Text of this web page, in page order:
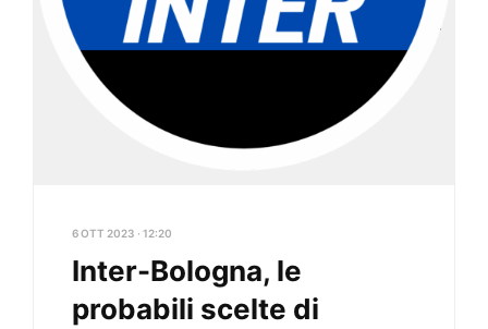
6 OTT 2023 · 12:20
Inter-Bologna, le
probabili scelte di